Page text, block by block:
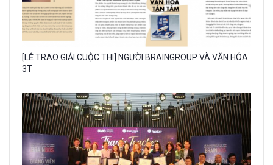
Gallery
caption:
[LỄ TRAO GIẢI CUỘC THI] NGƯỜI BRAINGROUP VÀ VĂN HÓA
3T